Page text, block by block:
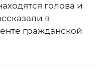
голова и
в
гражданской